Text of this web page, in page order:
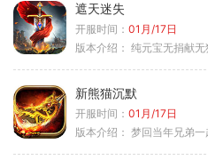
遮天迷失
开服时间： 01月/17日
版本介绍： 纯元宝无捐献
新熊猫沉默
开服时间： 01月/17日
版本介绍： 梦回当年兄弟